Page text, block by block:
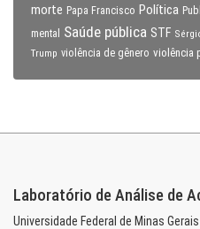
morte Papa Francisco Política
mental
Saúde pública STF
Trump violência de gênero violência
Laboratório de Análise de
Universidade Federal de Minas Gerais